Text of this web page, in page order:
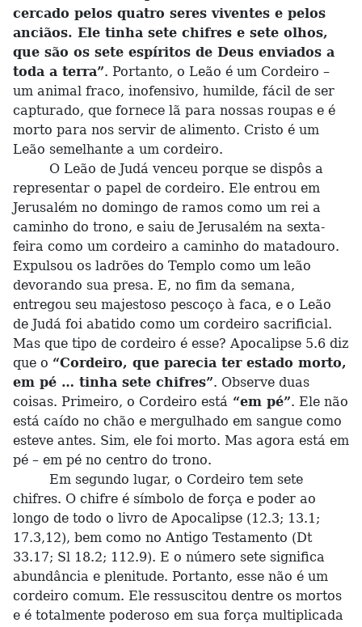
cercado pelos quatro seres viventes e pelos
anciãos. Ele tinha sete chifres e sete olhos,
que são os sete espíritos de Deus enviados a
toda a terra”. Portanto, o Leão é um Cordeiro –
um animal fraco, inofensivo, humilde, fácil de ser
capturado, que fornece lã para nossas roupas e é
morto para nos servir de alimento. Cristo é um
Leão semelhante a um cordeiro.
O Leão de Judá venceu porque se dispôs a
representar o papel de cordeiro. Ele entrou em
Jerusalém no domingo de ramos como um rei a
caminho do trono, e saiu de Jerusalém na sexta-
feira como um cordeiro a caminho do matadouro.
Expulsou os ladrões do Templo como um leão
devorando sua presa. E, no fim da semana,
entregou seu majestoso pescoço à faca, e o Leão
de Judá foi abatido como um cordeiro sacrificial.
Mas que tipo de cordeiro é esse? Apocalipse 5.6 diz
que o “Cordeiro, que parecia ter estado morto,
em pé … tinha sete chifres”. Observe duas
coisas. Primeiro, o Cordeiro está “em pé”. Ele não
está caído no chão e mergulhado em sangue como
esteve antes. Sim, ele foi morto. Mas agora está em
pé – em pé no centro do trono.
Em segundo lugar, o Cordeiro tem sete
chifres. O chifre é símbolo de força e poder ao
longo de todo o livro de Apocalipse (12.3; 13.1;
17.3,12), bem como no Antigo Testamento (Dt
33.17; Sl 18.2; 112.9). E o número sete significa
abundância e plenitude. Portanto, esse não é um
cordeiro comum. Ele ressuscitou dentre os mortos
e é totalmente poderoso em sua força multiplicada